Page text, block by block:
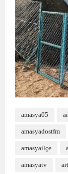
amasya05
amasyadostfm
amasyailçe
amasyatv